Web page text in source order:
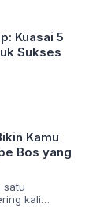
Kuasai 5
Sukses
Kamu
Bos yang
satu
kali